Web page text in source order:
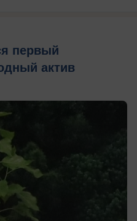
первый
актив